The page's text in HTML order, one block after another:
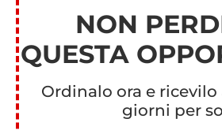
NON
QUESTA
Ordinalo ora e ricevilo
giorni per